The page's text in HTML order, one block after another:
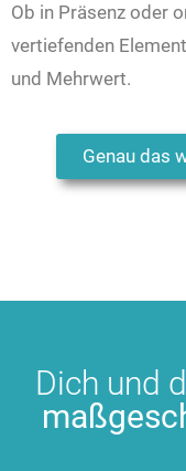
Ob in Präsenz oder
vertiefenden
und Mehrwert.
Genau das
Dich und